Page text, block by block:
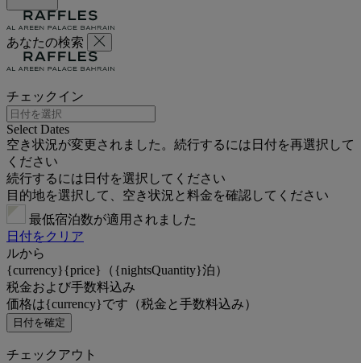
あなたの検索
チェックイン
Select Dates
空き状況が変更されました。続行するには日付を再選択して
ください
続行するには日付を選択してください
目的地を選択して、空き状況と料金を確認してください
最低宿泊数が適用されました
日付をクリア
ルから
{currency}{price}（{nightsQuantity}泊）
税金および手数料込み
価格は{currency}です（税金と手数料込み）
日付を確定
チェックアウト